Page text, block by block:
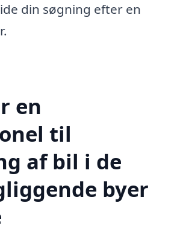
din søgning efter en
en
til
af bil i de
byer